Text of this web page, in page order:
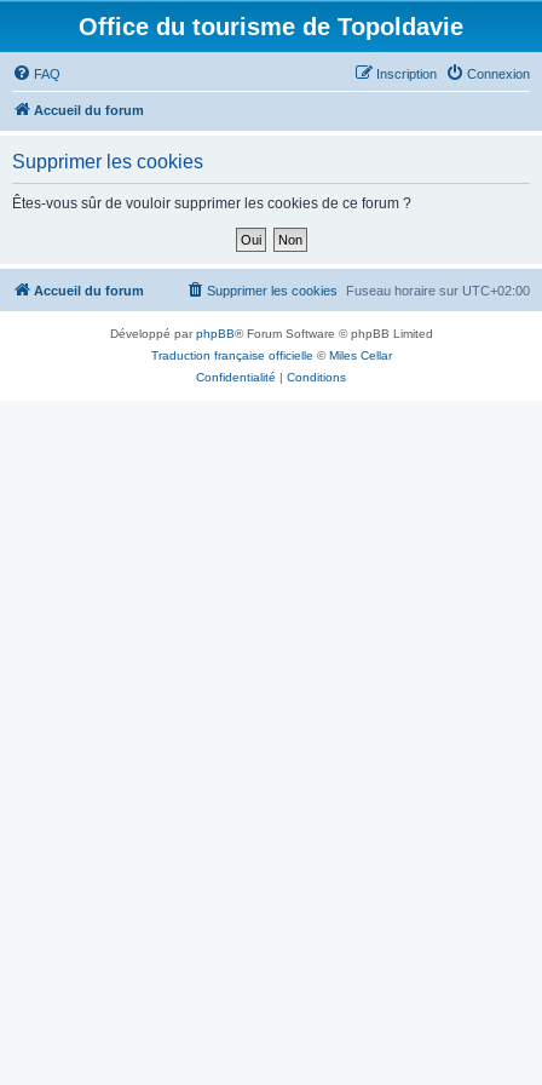
Office du tourisme de Topoldavie
FAQ Connexion
Inscription
Accueil du forum
Supprimer les cookies
Êtes-vous sûr de vouloir supprimer les cookies de ce forum ?
Accueil du forum Fuseau horaire sur UTC+02:00
Supprimer les cookies
Développé parphpBB® Forum Software © phpBB Limited
Traduction française officielle ©Miles Cellar
Confidentialité | Conditions